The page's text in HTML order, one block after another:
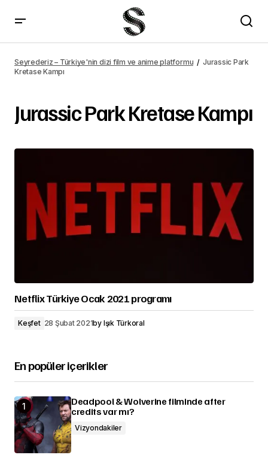
Seyrederiz – Türkiye'nin dizi film ve anime platformu
Jurassic Park
Kretase Kampı
Jurassic Park Kretase Kampı
Netflix Türkiye Ocak 2021 programı
Keşfet 28 Şubat 2021by Işık Türkoral
En popüler içerikler
Deadpool & Wolverine filminde after
credits var mı?
Vizyondakiler